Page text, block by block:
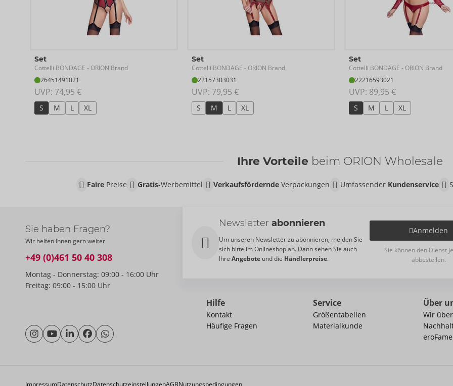
Set
Cottelli BONDAGE - ORION Brand
26451491021
UVP: 74,95 €
S M L XL
Set
Cottelli BONDAGE - ORION Brand
22157303031
UVP: 79,95 €
S M L XL
Set
Cottelli BONDAGE - ORION Brand
22216593021
UVP: 89,95 €
S M L XL
Ihre Vorteile beim ORION Wholesale
FairePreise Gratis-Werbemittel VerkaufsförderndeVerpackungen Umfassender Kundenservice
Sie haben Fragen?
Wir helfen Ihnen gern weiter
+49 (0)461 50 40 308
Montag - Donnerstag: 09:00 - 16:00 Uhr
Freitag: 09:00 - 15:00 Uhr
Newsletter abonnieren
Um unseren Newsletter zu abonnieren, melden Sie
sich bitte im Onlineshop an. Dann sehen Sie auch
Ihre Angebote und die Händlerpreise.
Anmelden
Sie können den Dienst
abbestellen.
Hilfe
Kontakt
Häufige Fragen
Service
Größentabellen
Materialkunde
Über
Wir
eroFame
ImpressumDatenschutzDatenschutzeinstellungenAGBNutzungsbedingungen